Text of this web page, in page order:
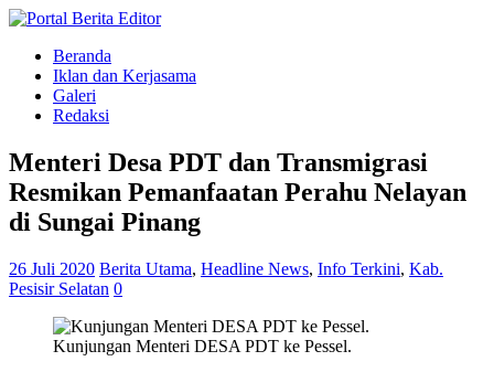
Beranda
Iklan dan Kerjasama
Galeri
Redaksi
Menteri Desa PDT dan Transmigrasi
Resmikan Pemanfaatan Perahu Nelayan
di Sungai Pinang
26 Juli 2020 Berita Utama, Headline News, Info Terkini, Kab.
Pesisir Selatan 0
Kunjungan Menteri DESA PDT ke Pessel.